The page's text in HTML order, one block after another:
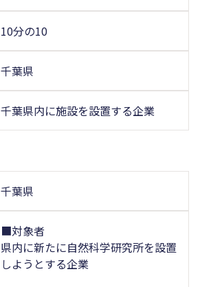
10分の10
千葉県
千葉県内に施設を設置する企業
千葉県
■対象者
県内に新たに自然科学研究所を設置
しようとする企業